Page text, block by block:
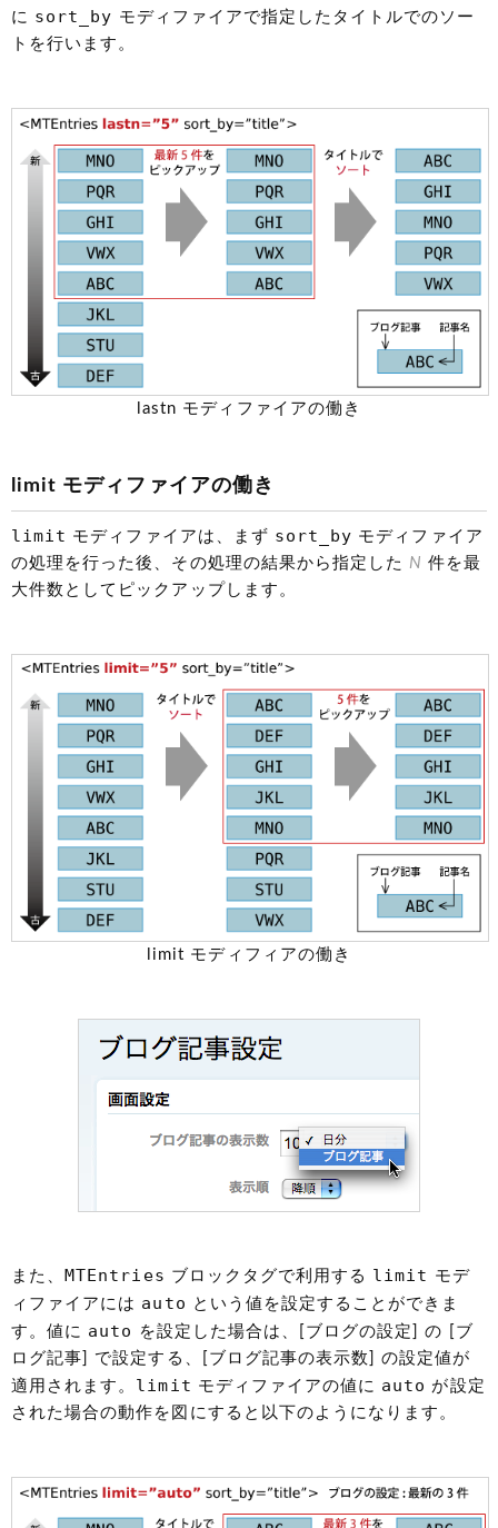
に sort_by モディファイアで指定したタイトルでのソー
トを行います。
lastn モディファイアの働き
limit モディファイアの働き
limit モディファイアは、まず sort_by モディファイア
の処理を行った後、その処理の結果から指定した N 件を最
大件数としてピックアップします。
limit モディフィアの働き
また、 MTEntries ブロックタグで利用する limit モデ
ィファイアには auto という値を設定することができま
す。値に auto
を設定した場合は、[ブログの設定] の [ブ
ログ記事] で設定する、[ブログ記事の表示数] の設定値が
適用されます。 limit モディファイアの値に auto が設定
された場合の動作を図にすると以下のようになります。